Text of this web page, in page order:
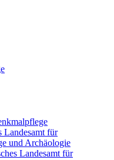
Landesamt für
und Archäologie
Landesamt für